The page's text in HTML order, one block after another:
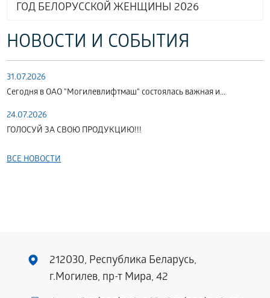
ГОД БЕЛОРУССКОЙ ЖЕНЩИНЫ 2026
НОВОСТИ И СОБЫТИЯ
31.07.2026
Сегодня в ОАО "Могилевлифтмаш" состоялась важная и...
24.07.2026
ГОЛОСУЙ ЗА СВОЮ ПРОДУКЦИЮ!!!
ВСЕ НОВОСТИ
212030, Республика Беларусь,
г.Могилев, пр-т Мира, 42